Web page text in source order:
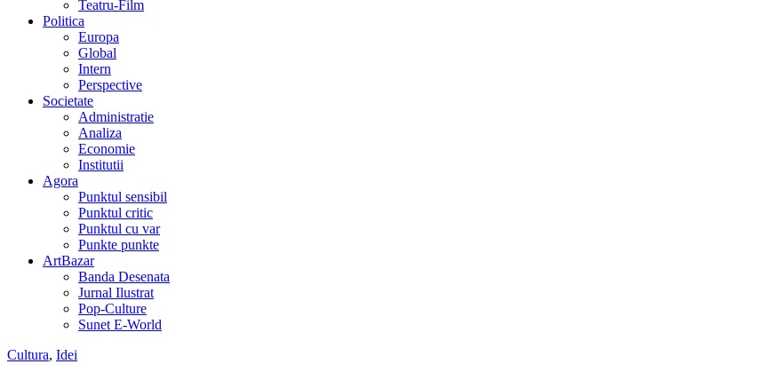
Teatru-Film
Politica
Europa
Global
Intern
Perspective
Societate
Administratie
Analiza
Economie
Institutii
Agora
Punktul sensibil
Punktul critic
Punktul cu var
Punkte punkte
ArtBazar
Banda Desenata
Jurnal Ilustrat
Pop-Culture
Sunet E-World
Cultura, Idei